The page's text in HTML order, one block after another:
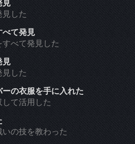
見
した
べて発見
べて発見した
見
した
の衣服を手に入れた
て活用した
の技を教わった